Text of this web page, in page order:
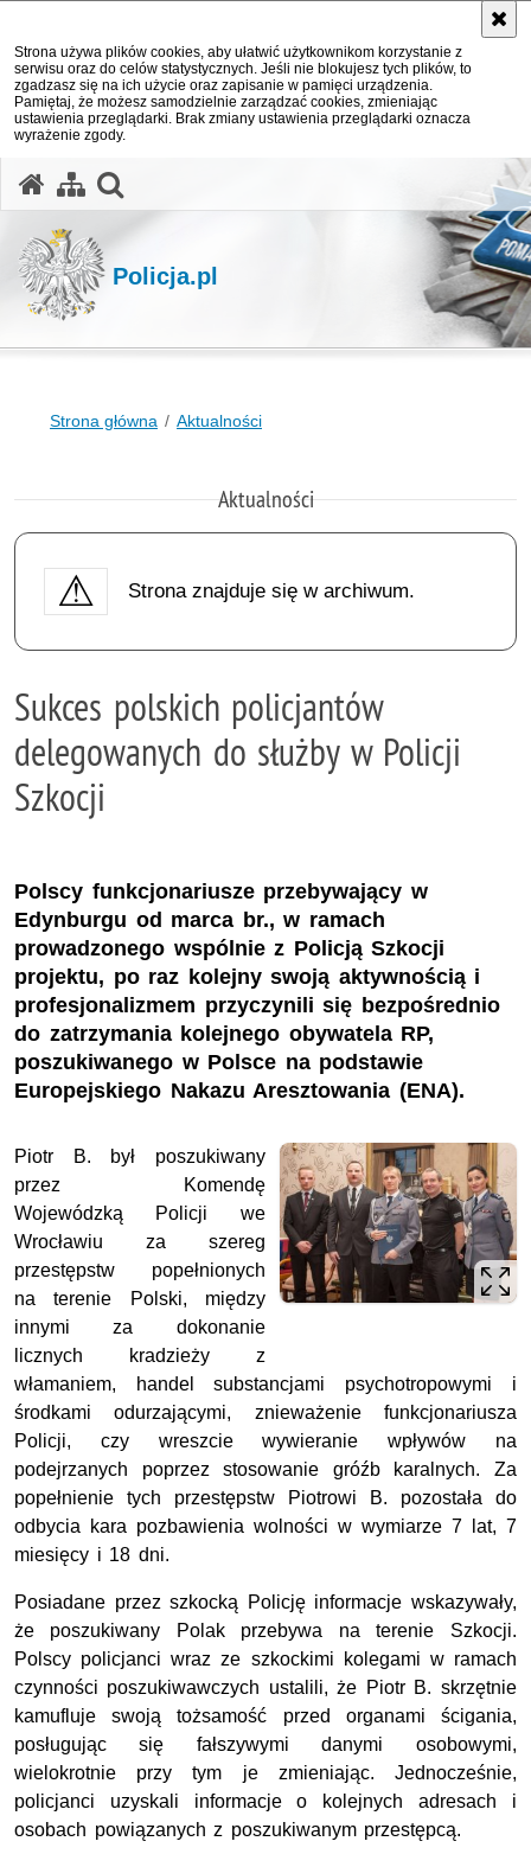
Strona używa plików cookies, aby ułatwić użytkownikom korzystanie z
serwisu oraz do celów statystycznych. Jeśli nie blokujesz tych plików, to
zgadzasz się na ich użycie oraz zapisanie w pamięci urządzenia.
Pamiętaj, że możesz samodzielnie zarządzać cookies, zmieniając
ustawienia przeglądarki. Brak zmiany ustawienia przeglądarki oznacza
wyrażenie zgody.
Policja.pl
Strona główna Aktualności
Aktualności
Strona znajduje się w archiwum.
Sukces polskich policjantów
delegowanych do służby w Policji
Szkocji
Polscy funkcjonariusze przebywający w
Edynburgu od marca br., w ramach
prowadzonego wspólnie z Policją Szkocji
projektu, po raz kolejny swoją aktywnością i
profesjonalizmem przyczynili się bezpośrednio
do zatrzymania kolejnego obywatela RP,
poszukiwanego w Polsce na podstawie
Europejskiego Nakazu Aresztowania (ENA).
Piotr B. był poszukiwany
przez Komendę
Wojewódzką Policji we
Wrocławiu za szereg
przestępstw popełnionych
na terenie Polski, między
innymi za dokonanie
licznych kradzieży z
włamaniem, handel substancjami psychotropowymi i
środkami odurzającymi, znieważenie funkcjonariusza
Policji, czy wreszcie wywieranie wpływów na
podejrzanych poprzez stosowanie gróźb karalnych. Za
popełnienie tych przestępstw Piotrowi B. pozostała do
odbycia kara pozbawienia wolności w wymiarze 7 lat, 7
miesięcy i 18 dni.
Posiadane przez szkocką Policję informacje wskazywały,
że poszukiwany Polak przebywa na terenie Szkocji.
Polscy policjanci wraz ze szkockimi kolegami w ramach
czynności poszukiwawczych ustalili, że Piotr B. skrzętnie
kamufluje swoją tożsamość przed organami ścigania,
posługując się fałszywymi danymi osobowymi,
wielokrotnie przy tym je zmieniając. Jednocześnie,
policjanci uzyskali informacje o kolejnych adresach i
osobach powiązanychz poszukiwanym przestępcą.